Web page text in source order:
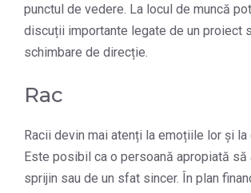
punctul de vedere. La locul de muncă
discuții importante legate de un proiect
schimbare de direcție.
Rac
Racii devin mai atenți la emoțiile lor și la
Este posibil ca o persoană apropiată să
sprijin sau de un sfat sincer. În plan